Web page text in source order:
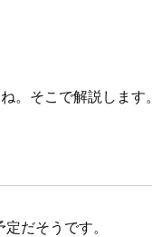
。そこで解説します。
だそうです。